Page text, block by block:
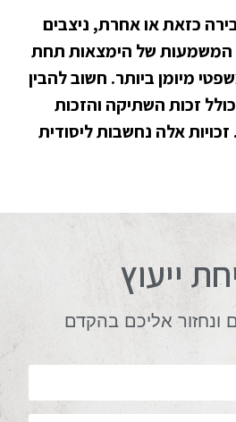
כזאת או אחרת, ניצבים
המשמעות של הימצאות תחת
מיומן ביותר. חשוב להבין
כולל זכות השתיקה והזכות
אלה נחשבות ליסודית
ייעוץ
ונחזור אליכם בהקדם